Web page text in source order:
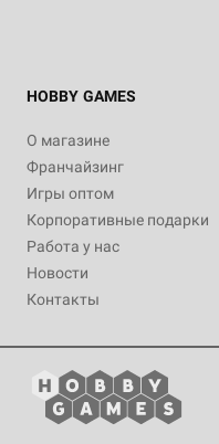
HOBBY GAMES
О магазине
Франчайзинг
Игры оптом
Корпоративные подарки
Работа у нас
Новости
Контакты